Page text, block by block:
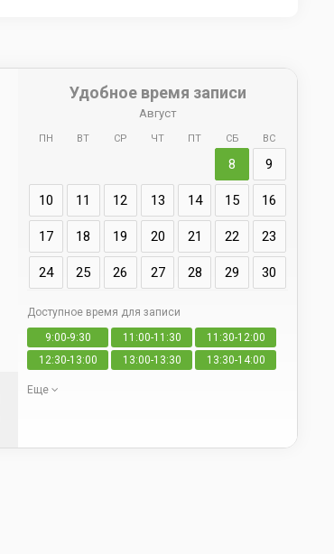
Удобное время записи
Август
ПН ВТ СР ЧТ ПТ СБ ВС
8 9
10 11 12 13 14 15 16
17 18 19 20 21 22 23
24 25 26 27 28 29 30
Доступное время для записи
9:00-9:30
11:00-11:30
11:30-12:00
12:30-13:00
13:00-13:30 13:30-14:00
Еще